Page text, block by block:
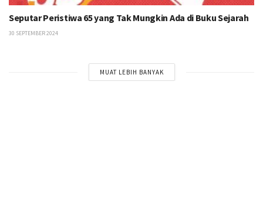
Seputar Peristiwa 65 yang Tak Mungkin Ada di Buku Sejarah
30 SEPTEMBER 2024
MUAT LEBIH BANYAK